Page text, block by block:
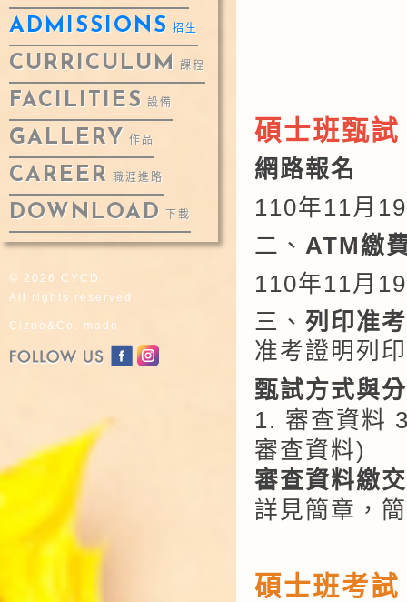
ADMISSIONS 招生
CURRICULUM 課程
FACILITIES 設備
GALLERY 作品
CAREER 職涯進路
DOWNLOAD 下載
碩士班甄
網路報名
110年11月
二、 ATM繳
110年11月
三、 列印准
准考證明列
甄試方式與
1. 審查資料
審查資料)
審查資料繳
詳見簡章，
碩士班考
© 2026 CYCD.
All rights reserved.
Cizoo&Co. made